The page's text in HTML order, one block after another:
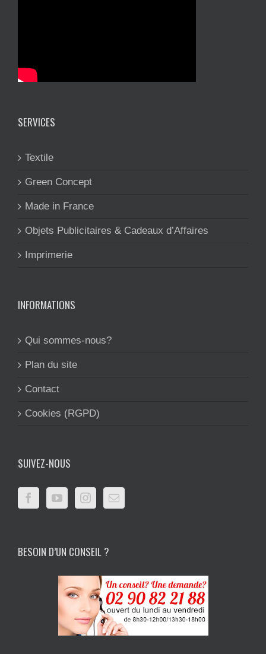
SERVICES
Textile
Green Concept
Made in France
Objets Publicitaires & Cadeaux d’Affaires
Imprimerie
INFORMATIONS
Qui sommes-nous?
Plan du site
Contact
Cookies (RGPD)
SUIVEZ-NOUS
BESOIN D’UN CONSEIL ?